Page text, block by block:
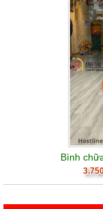
Bình